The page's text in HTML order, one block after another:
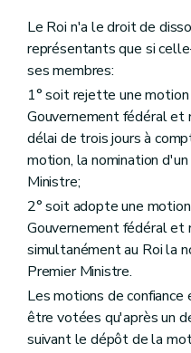
Le Roi n'a le droit de
représentants que si
ses membres:
1° soit rejette une motion
Gouvernement fédéral et
délai de trois jours à
motion, la nomination
Ministre;
2° soit adopte une
Gouvernement fédéral et
simultanément au Roi la
Premier Ministre.
Les motions de
être votées qu'après un
suivant le dépôt de la